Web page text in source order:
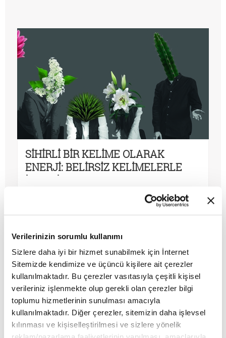
Verilerinizin sorumlu kullanımı
Sizlere daha iyi bir hizmet sunabilmek için İnternet
Sitemizde kendimize ve üçüncü kişilere ait çerezler
kullanılmaktadır. Bu çerezler vasıtasıyla çeşitli kişisel
verileriniz işlenmekte olup gerekli olan çerezler bilgi
toplumu hizmetlerinin sunulması amacıyla
kullanılmaktadır. Diğer çerezler, sitemizin daha işlevsel
kılınması ve kişiselleştirilmesi ve sizlere yönelik
SİHİRLİ BİR KELİME OLARAK
ENERJİ: BELİRSİZ KELİMELERLE
İLETIŞİM SORUNU VEYA
ANLAŞMADAN KONUŞMA ARZUSU